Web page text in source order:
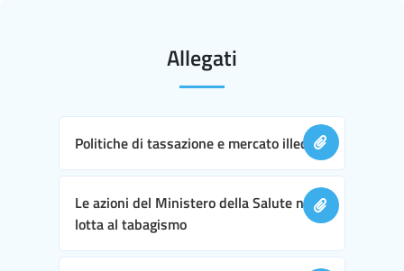
Allegati
Politiche di tassazione e mercato illecito
Le azioni del Ministero della Salute nella
lotta al tabagismo